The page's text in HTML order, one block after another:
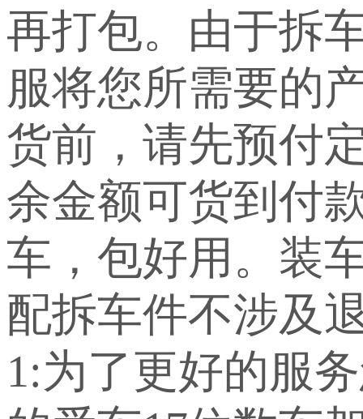
再打包。由于拆
服将您所需要的
货前，请先预付
余金额可货到付
车，包好用。装
配拆车件不涉及
1:为了更好的服